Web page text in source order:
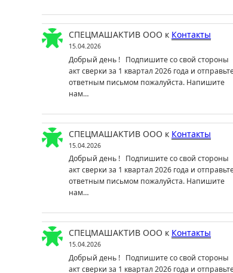
СПЕЦМАШАКТИВ ООО к Контакты
15.04.2026
Добрый день ! Подпишите со свой стороны
акт сверки за 1 квартал 2026 года и
ответным письмом пожалуйста. Напишите
нам…
СПЕЦМАШАКТИВ ООО к Контакты
15.04.2026
Добрый день ! Подпишите со свой стороны
акт сверки за 1 квартал 2026 года и
ответным письмом пожалуйста. Напишите
нам…
СПЕЦМАШАКТИВ ООО к Контакты
15.04.2026
Добрый день ! Подпишите со свой стороны
акт сверки за 1 квартал 2026 года и